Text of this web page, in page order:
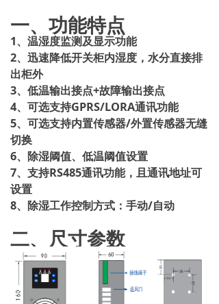
一、功能特点
1、温湿度监测及显示功能
2、迅速降低开关柜内湿度，水分直接排
出柜外
3、低温输出接点+故障输出接点
4、可选支持GPRS/LORA通讯功能
5、可选支持内置传感器/外置传感器无缝
切换
6、除湿阈值、低温阈值设置
7、支持RS485通讯功能，且通讯地址可
设置
8、除湿工作控制方式：手动/自动
二、尺寸参数